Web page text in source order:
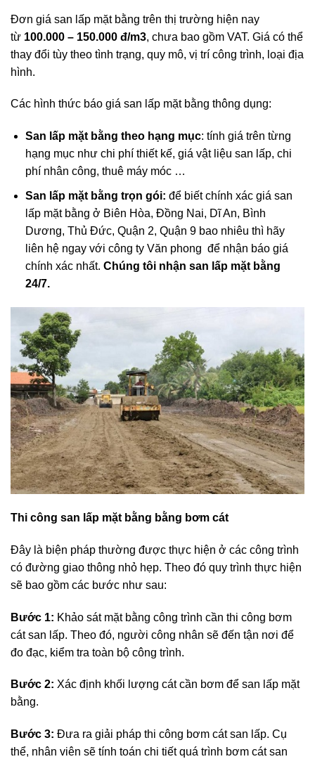
Đơn giá san lấp mặt bằng trên thị trường hiện nay
từ 100.000 – 150.000 đ/m3, chưa bao gồm VAT. Giá có thể
thay đổi tùy theo tình trạng, quy mô, vị trí công trình, loại địa
hình.
Các hình thức báo giá san lấp mặt bằng thông dụng:
San lấp mặt bằng theo hạng mục: tính giá trên từng
hạng mục như chi phí thiết kế, giá vật liệu san lấp, chi
phí nhân công, thuê máy móc …
San lấp mặt bằng trọn gói: để biết chính xác giá san
lấp mặt bằng ở Biên Hòa, Đồng Nai, Dĩ An, Bình
Dương, Thủ Đức, Quận 2, Quận 9 bao nhiêu thì hãy
liên hệ ngay với công ty Văn phong để nhận báo giá
chính xác nhất. Chúng tôi nhận san lấp mặt bằng
24/7.
Thi công san lấp mặt bằng bằng bơm cát
Đây là biện pháp thường được thực hiện ở các công trình
có đường giao thông nhỏ hẹp. Theo đó quy trình thực hiện
sẽ bao gồm các bước như sau:
Bước 1: Khảo sát mặt bằng công trình cần thi công bơm
cát san lấp. Theo đó, người công nhân sẽ đến tận nơi để
đo đạc, kiểm tra toàn bộ công trình.
Bước 2: Xác định khối lượng cát cần bơm để san lấp mặt
bằng.
Bước 3: Đưa ra giải pháp thi công bơm cát san lấp. Cụ
thể, nhân viên sẽ tính toán chi tiết quá trình bơm cát san